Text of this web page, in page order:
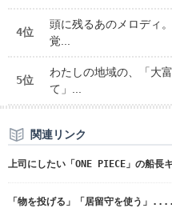
4位
頭に残るあのメロディ
覚...
5位
わたしの地域の、「大
て」...
関連リンク
上司にしたい「ONE PIECE」の船長
「物を投げる」「居留守を使う」